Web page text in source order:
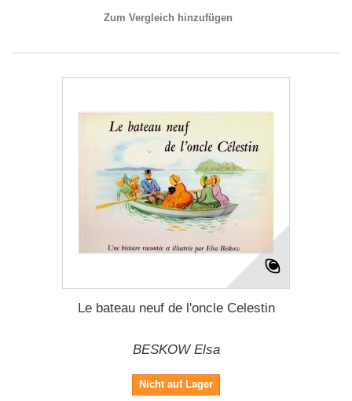
Zum Vergleich hinzufügen
Le bateau neuf de l'oncle Celestin
BESKOW Elsa
Nicht auf Lager